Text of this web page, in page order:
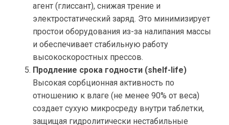
агент (глиссант), снижая трение и
электростатический заряд. Это минимизирует
простои оборудования из-за налипания массы
и обеспечивает стабильную работу
высокоскоростных прессов.
Продление срока годности (shelf-life)
Высокая сорбционная активность по
отношению к влаге (не менее 90% от веса)
создает сухую микросреду внутри таблетки,
защищая гидролитически нестабильные